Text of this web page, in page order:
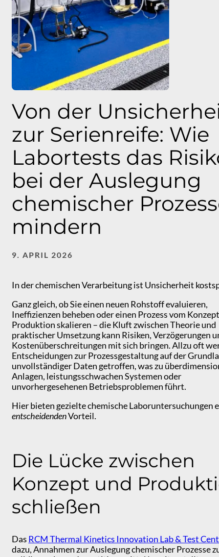
Von der
zur Serienreife: Wie
Labortests das
bei der Auslegung
chemischer
mindern
9. APRIL 2026
In der chemischen Verarbeitung ist Unsicherheit
Ganz gleich, ob Sie einen neuen Rohstoff evaluieren,
Ineffizienzen beheben oder einen Prozess vom
Produktion skalieren – die Kluft zwischen Theorie und
praktischer Umsetzung kann Risiken, Verzögerungen
Kostenüberschreitungen mit sich bringen. Allzu oft
Entscheidungen zur Prozessgestaltung auf der
unvollständiger Daten getroffen, was zu
Anlagen, leistungsschwachen Systemen oder
unvorhergesehenen Betriebsproblemen führt.
Hier bieten gezielte chemische Laboruntersuchungen
entscheidendenVorteil.
Die Lücke zwischen
Konzept und
schließen
Das RCM Thermal Kinetics Innovation Lab & Test
dazu, Annahmen zur Auslegung chemischer Prozesse